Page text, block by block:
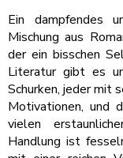
Ein dampfendes
Mischung aus
der ein bisschen
Literatur gibt es
Schurken, jeder mit
Motivationen, und
vielen
Handlung ist